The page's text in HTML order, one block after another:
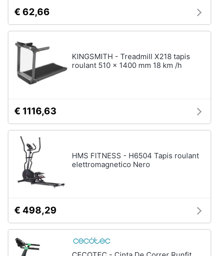
€ 62,66
KINGSMITH - Treadmill X218 tapis
roulant 510 x 1400 mm 18 km /h
€ 1116,63
HMS FITNESS - H6504 Tapis roulant
elettromagnetico Nero
€ 498,29